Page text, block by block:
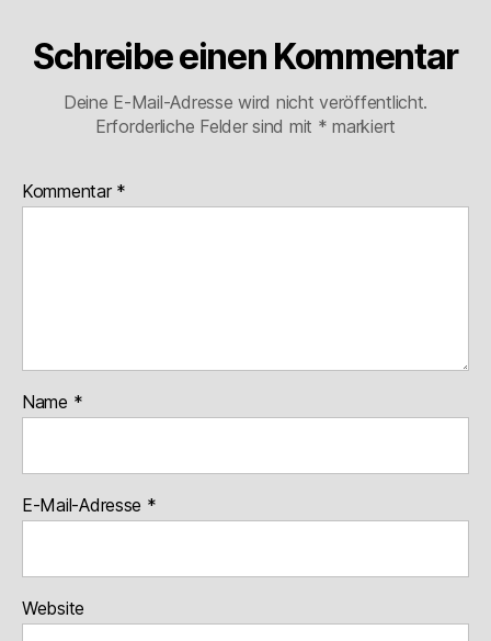
Schreibe einen Kommentar
Deine E-Mail-Adresse wird nicht veröffentlicht.
Erforderliche Felder sind mit * markiert
Kommentar *
Name *
E-Mail-Adresse *
Website